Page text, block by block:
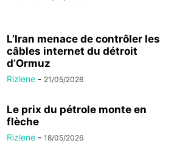
L’Iran menace de contrôler les
câbles internet du détroit
d’Ormuz
Rizlene - 21/05/2026
Le prix du pétrole monte en
flèche
Rizlene - 18/05/2026